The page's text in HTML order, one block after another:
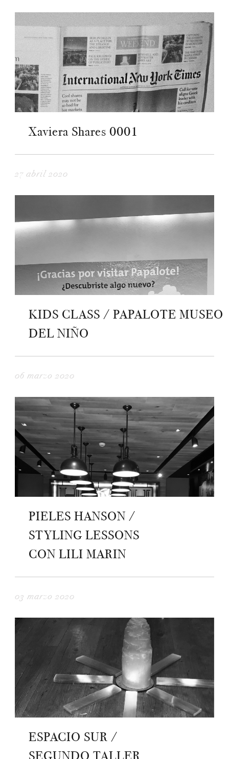
Xaviera Shares 0001
27 abril 2020
KIDS CLASS / PAPALOTE MUSEO
DEL NIÑO
06 marzo 2020
PIELES HANSON /
STYLING LESSONS
CON LILI MARIN
03 marzo 2020
ESPACIO SUR /
SEGUNDO TALLER